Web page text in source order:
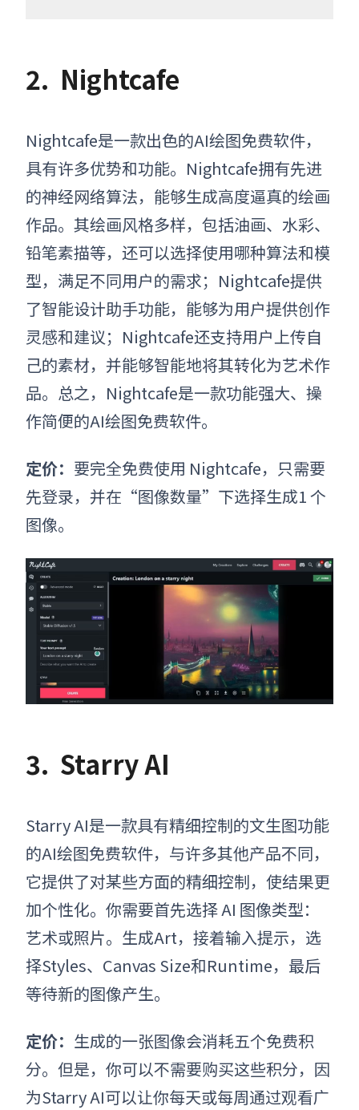
2. Nightcafe
Nightcafe是一款出色的AI绘图免费软件，
具有许多优势和功能。Nightcafe拥有先进
的神经网络算法，能够生成高度逼真的绘画
作品。其绘画风格多样，包括油画、水彩、
铅笔素描等，还可以选择使用哪种算法和模
型，满足不同用户的需求；Nightcafe提供
了智能设计助手功能，能够为用户提供创作
灵感和建议；Nightcafe还支持用户上传自
己的素材，并能够智能地将其转化为艺术作
品。总之，Nightcafe是一款功能强大、操
作简便的AI绘图免费软件。
定价： 要完全免费使用 Nightcafe，只需要
先登录，并在“图像数量”下选择生成1 个
图像。
3. Starry AI
Starry AI是一款具有精细控制的文生图功能
的AI绘图免费软件， 与许多其他产品不同，
它提供了对某些方面的精细控制，使结果更
加个性化。你需要首先选择 AI 图像类型：
艺术或照片。生成Art，接着输入提示，选
择Styles、Canvas Size和Runtime，最后
等待新的图像产生。
定价： 生成的一张图像会消耗五个免费积
分。但是，你可以不需要购买这些积分，因
为Starry AI可以让你每天或每周通过观看广